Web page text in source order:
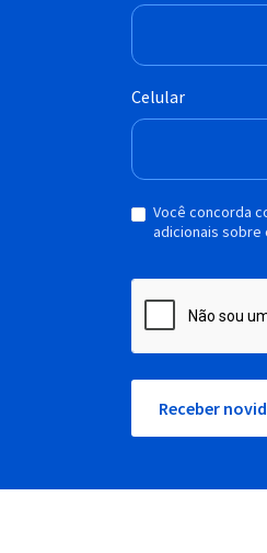
Celular
Você concorda
adicionais sobre
Receber